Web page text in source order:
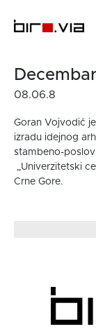
08.06.8
Goran Vojvodić
izradu idejnog
stambeno-
„Univerzitetski
Crne Gore.